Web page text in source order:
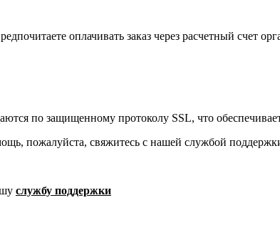
оплачивать заказ через расчетный счет
по защищенному протоколу SSL, что
пожалуйста, свяжитесь с нашей службой
службу поддержки